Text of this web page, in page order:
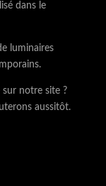
dans le
luminaires
notre site ?
aussitôt.